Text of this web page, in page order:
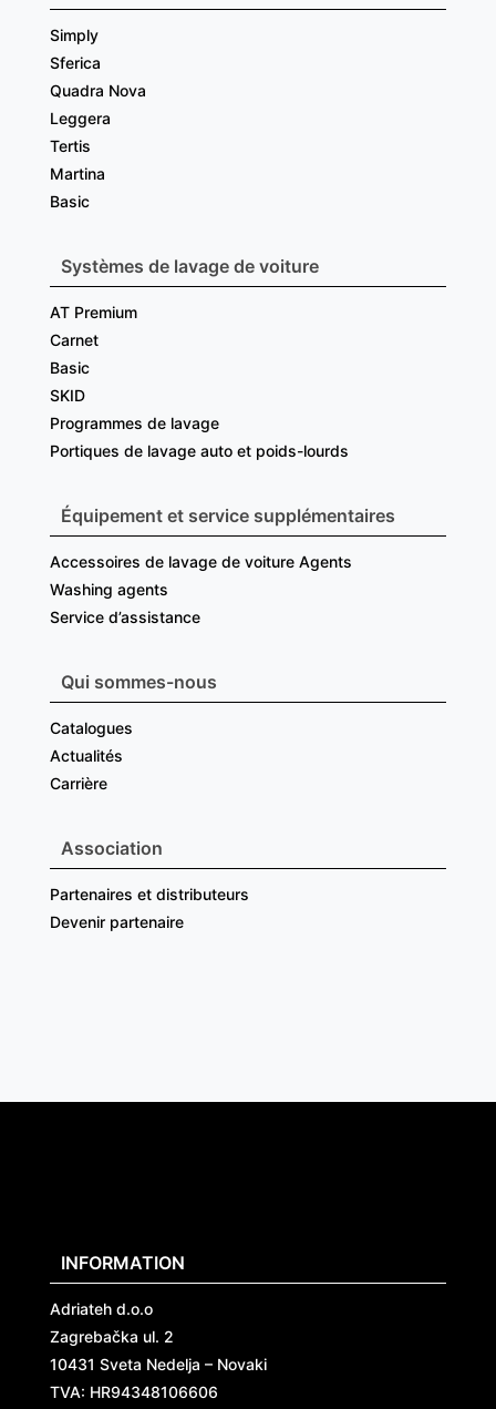
Simply
Sferica
Quadra Nova
Leggera
Tertis
Martina
Basic
Systèmes de lavage de voiture
AT Premium
Carnet
Basic
SKID
Programmes de lavage
Portiques de lavage auto et poids-lourds
Équipement et service supplémentaires
Accessoires de lavage de voiture Agents
Washing agents
Service d’assistance
Qui sommes-nous
Catalogues
Actualités
Carrière
Association
Partenaires et distributeurs
Devenir partenaire
INFORMATION
Adriateh d.o.o
Zagrebačka ul. 2
10431 Sveta Nedelja – Novaki
TVA: HR94348106606